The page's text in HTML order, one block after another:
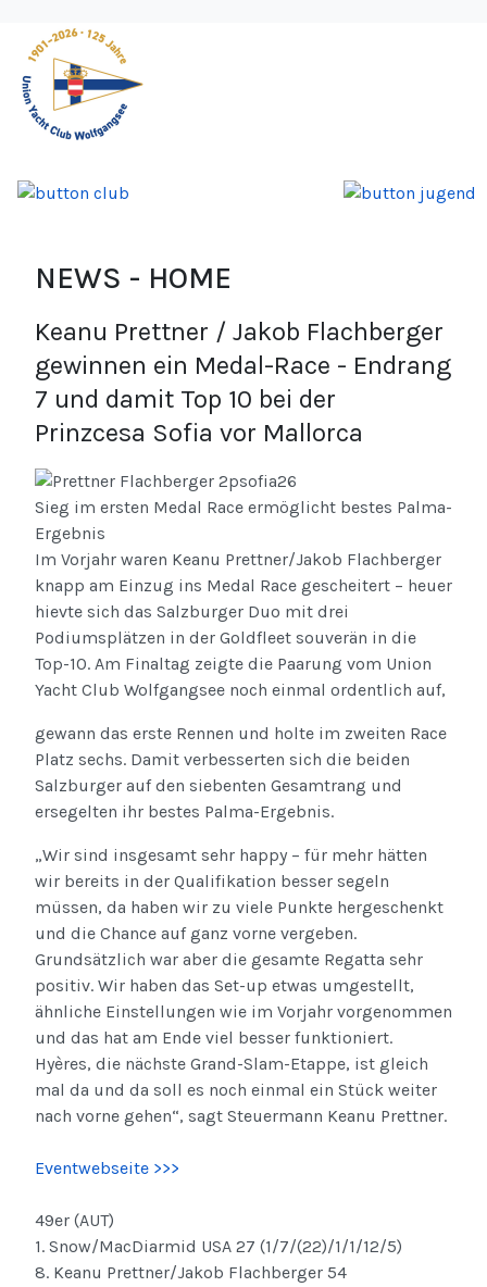
NEWS - HOME
Keanu Prettner / Jakob Flachberger
gewinnen ein Medal-Race - Endrang
7 und damit Top 10 bei der
Prinzcesa Sofia vor Mallorca
Sieg im ersten Medal Race ermöglicht bestes Palma-
Ergebnis
Im Vorjahr waren Keanu Prettner/Jakob Flachberger
knapp am Einzug ins Medal Race gescheitert – heuer
hievte sich das Salzburger Duo mit drei
Podiumsplätzen in der Goldfleet souverän in die
Top-10. Am Finaltag zeigte die Paarung vom Union
Yacht Club Wolfgangsee noch einmal ordentlich auf,
gewann das erste Rennen und holte im zweiten Race
Platz sechs. Damit verbesserten sich die beiden
Salzburger auf den siebenten Gesamtrang und
ersegelten ihr bestes Palma-Ergebnis.
„Wir sind insgesamt sehr happy – für mehr hätten
wir bereits in der Qualifikation besser segeln
müssen, da haben wir zu viele Punkte hergeschenkt
und die Chance auf ganz vorne vergeben.
Grundsätzlich war aber die gesamte Regatta sehr
positiv. Wir haben das Set-up etwas umgestellt,
ähnliche Einstellungen wie im Vorjahr vorgenommen
und das hat am Ende viel besser funktioniert.
Hyères, die nächste Grand-Slam-Etappe, ist gleich
mal da und da soll es noch einmal ein Stück weiter
nach vorne gehen“, sagt Steuermann Keanu Prettner.
Eventwebseite >>>
49er (AUT)
1. Snow/MacDiarmid USA 27 (1/7/(22)/1/1/12/5)
8. Keanu Prettner/Jakob Flachberger 54